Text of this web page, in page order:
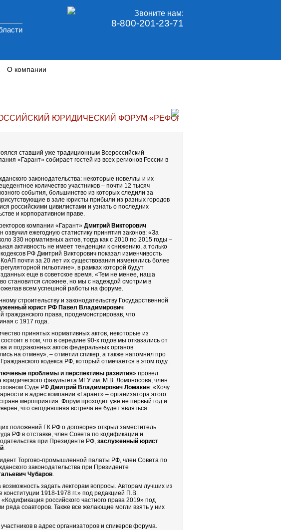
Звоните нам:
8-800-201-23-71
О компании
ЮРИДИЧЕСКИЙ ФОРУМ «РЕФОРМА ГРАЖДАНСКОГО
ставший уже традиционным Всероссийский
«Гарант» собирает гостей из всех регионов России в
законодательства: некоторые новеллы и их
количество участников – почти 12 тысяч
события, большинство из которых следили за
в зале юристы прибыли из разных городов
российскими цивилистами и узнать о последних
и корпоративном праве.
компании «Гарант» Дмитрий Викторович
озвучил ежегодную статистику принятия законов: «За
330 нормативных актов, тогда как с 2010 по 2015 годы –
активность не имеет тенденции к снижению, а только
РФ Дмитрий Викторович показал изменчивость
почти за 20 лет их существования изменялись более
гильотине», в рамках которой будут
еще в советское время. «Тем не менее, наша
становится сложнее, но мы с надеждой смотрим в
всем успешной работы на форуме.
строительству и законодательству Государственной
юрист РФ Павел Владимирович
гражданского права, продемонстрировав, что
с 1917 года.
принятых нормативных актов, некоторые из
в том, что в середине 90-х годов мы отказались от
и подзаконных актов федеральных органов
на отмену», – отметил спикер, а также напомнил про
кодекса РФ, который отмечается в этом году.
проблемы и перспективы развития» провел
факультета МГУ им. М.В. Ломоносова, член
Суде РФ Дмитрий Владимирович Ломакин: «Хочу
в адрес компании «Гарант» – организатора этого
мероприятия. Форум проходит уже не первый год и
что сегодняшняя встреча не будет являться
положений ГК РФ о договоре» открыл заместитель
РФ в отставке, член Совета по кодификации и
при Президенте РФ, заслуженный юрист
.
Торгово-промышленной палаты РФ, член Совета по
законодательства при Президенте
Чубаров.
задать лекторам вопросы. Авторам лучших из
конституции 1918-1978 гг.» под редакцией П.В.
российского частного права 2019» под
ряда соавторов. Также все желающие могли взять у них
в адрес организаторов и спикеров форума.